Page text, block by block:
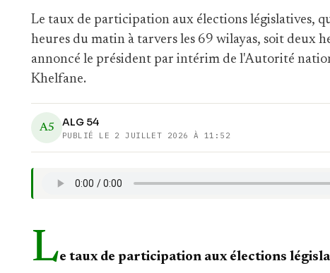
Le taux de participation aux élections législatives,
heures du matin à tarvers les 69 wilayas, soit deux
annoncé le président par intérim de l'Autorité
Khelfane.
A5 ALG 54
PUBLIÉ LE 2 JUILLET 2026 À 11:52
Le taux de participation aux élections